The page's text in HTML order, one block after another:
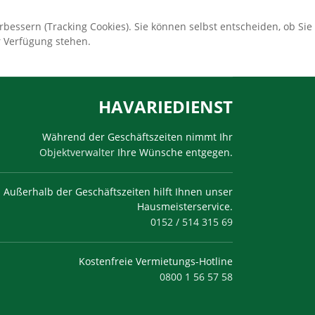
HAVARIEDIENST
Während der Geschäftszeiten nimmt Ihr
Objektverwalter Ihre Wünsche entgegen.
Außerhalb der Geschäftszeiten hilft Ihnen unser
Hausmeisterservice.
0152 / 514 315 69
Kostenfreie Vermietungs-Hotline
0800 1 56 57 58
(Tracking Cookies). Sie können selbst entscheiden, ob Sie
stehen.